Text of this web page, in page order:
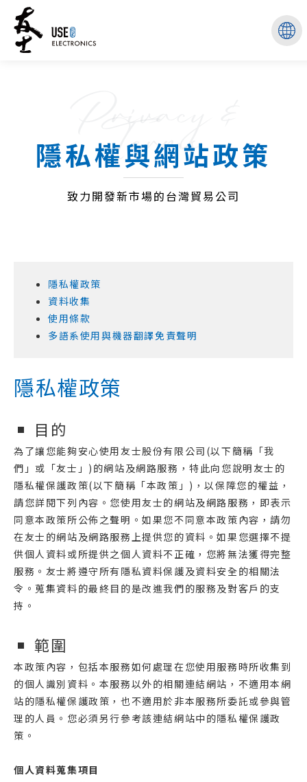
Privacy &
Terms
隱私權與網站政策
致力開發新市場的台灣貿易公司
隱私權政策
資料收集
使用條款
多語系使用與機器翻譯免責聲明
隱私權政策
目的
為了讓您能夠安心使用友士股份有限公司(以下簡稱「我
們」或「友士」)的網站及網路服務，特此向您說明友士的
隱私權保護政策(以下簡稱「本政策」)，以保障您的權益，
請您詳閱下列內容。您使用友士的網站及網路服務，即表示
同意本政策所公佈之聲明。如果您不同意本政策內容，請勿
在友士的網站及網路服務上提供您的資料。如果您選擇不提
供個人資料或所提供之個人資料不正確，您將無法獲得完整
服務。友士將遵守所有隱私資料保護及資料安全的相關法
令。蒐集資料的最終目的是改進我們的服務及對客戶的支
持。
範圍
本政策內容，包括本服務如何處理在您使用服務時所收集到
的個人識別資料。本服務以外的相關連結網站，不適用本網
站的隱私權保護政策，也不適用於非本服務所委託或參與管
理的人員。您必須另行參考該連結網站中的隱私權保護政
策。
個人資料蒐集項目